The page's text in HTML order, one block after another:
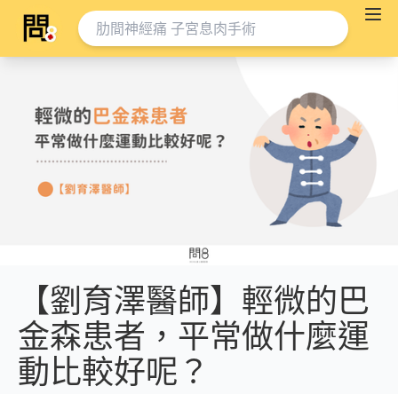
【劉育澤醫師】輕微的巴
金森患者，平常做什麼運
動比較好呢？